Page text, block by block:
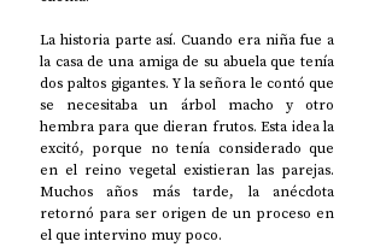
La historia parte así. Cuando era niña fue a
la casa de una amiga de su abuela que tenía
dos paltos gigantes. Y la señora le contó que
se necesitaba un árbol macho y otro
hembra para que dieran frutos. Esta idea la
excitó, porque no tenía considerado que
en el reino vegetal existieran las parejas.
Muchos años más tarde, la anécdota
retornó para ser origen de un proceso en
el que intervino muy poco.